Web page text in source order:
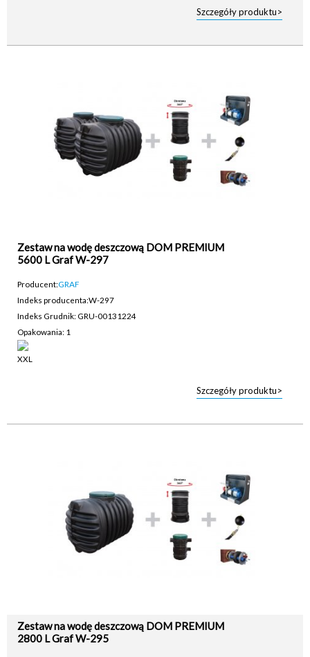
Szczegóły produktu>
Zestaw na wodę deszczową DOM PREMIUM
5600 L Graf W-297
Producent:GRAF
Indeks producenta:W-297
Indeks Grudnik: GRU-00131224
Opakowania: 1
Szczegóły produktu>
Zestaw na wodę deszczową DOM PREMIUM
2800 L Graf W-295